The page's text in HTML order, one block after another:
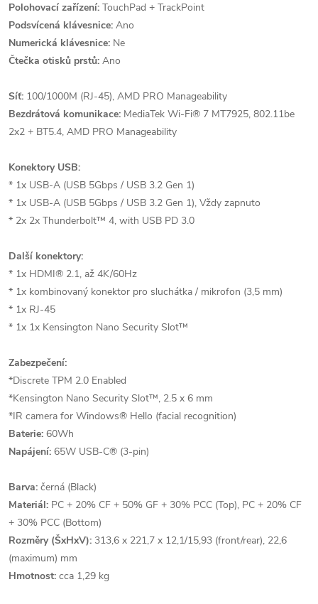
Polohovací zařízení: TouchPad + TrackPoint
Podsvícená klávesnice: Ano
Numerická klávesnice: Ne
Čtečka otisků prstů: Ano
Síť: 100/1000M (RJ-45), AMD PRO Manageability
Bezdrátová komunikace: MediaTek Wi-Fi® 7 MT7925, 802.11be
2x2 + BT5.4, AMD PRO Manageability
Konektory USB:
* 1x USB-A (USB 5Gbps / USB 3.2 Gen 1)
* 1x USB-A (USB 5Gbps / USB 3.2 Gen 1), Vždy zapnuto
* 2x 2x Thunderbolt™ 4, with USB PD 3.0
Další konektory:
* 1x HDMI® 2.1, až 4K/60Hz
* 1x kombinovaný konektor pro sluchátka / mikrofon (3,5 mm)
* 1x RJ-45
* 1x 1x Kensington Nano Security Slot™
Zabezpečení:
*Discrete TPM 2.0 Enabled
*Kensington Nano Security Slot™, 2.5 x 6 mm
*IR camera for Windows® Hello (facial recognition)
Baterie: 60Wh
Napájení: 65W USB-C® (3-pin)
Barva: černá (Black)
Materiál: PC + 20% CF + 50% GF + 30% PCC (Top), PC + 20% CF
+ 30% PCC (Bottom)
Rozměry (ŠxHxV): 313,6 x 221,7 x 12,1/15,93 (front/rear), 22,6
(maximum) mm
Hmotnost: cca 1,29 kg